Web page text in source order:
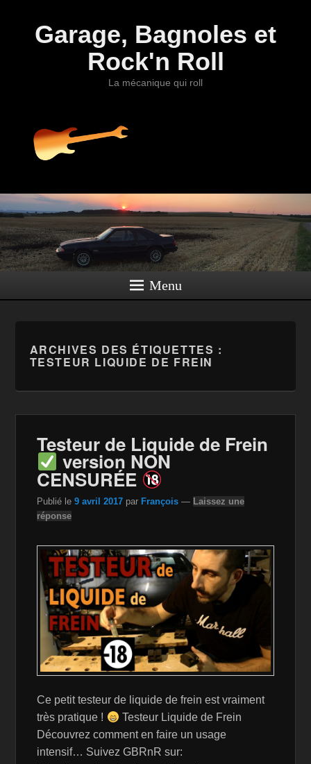
Garage, Bagnoles et
Rock'n Roll
La mécanique qui roll
Menu
ARCHIVES DES ÉTIQUETTES :
TESTEUR LIQUIDE DE FREIN
Testeur de Liquide de Frein
version NON
CENSURÉE
Publié le9 avril 2017 par François — Laissez une
réponse
Ce petit testeur de liquide de frein est vraiment
très pratique !
Testeur Liquide de Frein
Découvrez comment en faire un usage
intensif… Suivez GBRnR sur: